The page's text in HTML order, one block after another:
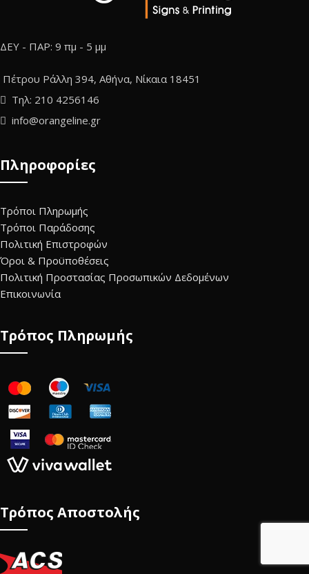
ΔΕΥ - ΠΑΡ: 9 πμ - 5 μμ
Πέτρου Ράλλη 394, Αθήνα, Νίκαια 18451
Τηλ: 210 4256146
info@orangeline.gr
Πληροφορίες
Τρόποι Πληρωμής
Τρόποι Παράδοσης
Πολιτική Επιστροφών
Όροι & Προϋποθέσεις
Πολιτική Προστασίας Προσωπικών Δεδομένων
Επικοινωνία
Τρόπος Πληρωμής
Τρόπος Αποστολής